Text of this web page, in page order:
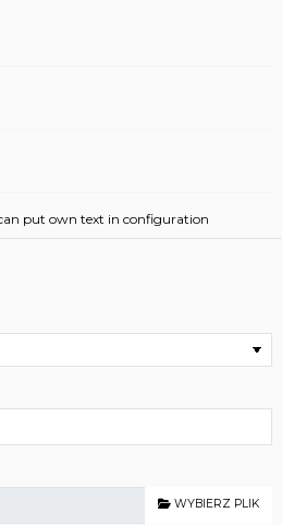
put own text in configuration
WYBIERZ PLIK